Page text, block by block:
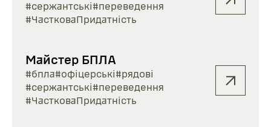
#сержантські#переведення
#ЧастковаПридатність
Майстер БПЛА
#бпла#офіцерські#рядові
#сержантські#переведення
#ЧастковаПридатність